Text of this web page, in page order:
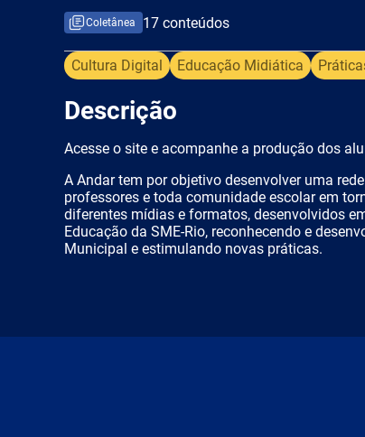
Coletânea 17 conteúdos
Cultura Digital Educação Midiática
Descrição
Acesse o site e acompanhe a produção dos
A Andar tem por objetivo desenvolver uma
professores e toda comunidade escolar em
diferentes mídias e formatos, desenvolvidos
Educação da SME-Rio, reconhecendo e
Municipal e estimulando novas práticas.